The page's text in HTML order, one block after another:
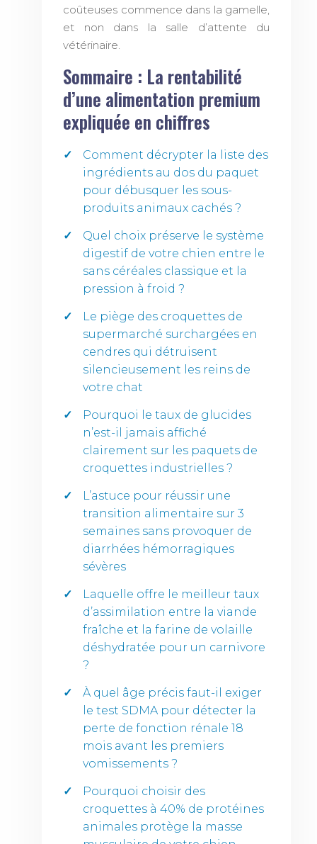
coûteuses commence dans la gamelle,
et non dans la salle d’attente du
vétérinaire.
Sommaire : La rentabilité
d’une alimentation premium
expliquée en chiffres
Comment décrypter la liste des
ingrédients au dos du paquet
pour débusquer les sous-
produits animaux cachés ?
Quel choix préserve le système
digestif de votre chien entre le
sans céréales classique et la
pression à froid ?
Le piège des croquettes de
supermarché surchargées en
cendres qui détruisent
silencieusement les reins de
votre chat
Pourquoi le taux de glucides
n’est-il jamais affiché
clairement sur les paquets de
croquettes industrielles ?
L’astuce pour réussir une
transition alimentaire sur 3
semaines sans provoquer de
diarrhées hémorragiques
sévères
Laquelle offre le meilleur taux
d’assimilation entre la viande
fraîche et la farine de volaille
déshydratée pour un carnivore
?
À quel âge précis faut-il exiger
le test SDMA pour détecter la
perte de fonction rénale 18
mois avant les premiers
vomissements ?
Pourquoi choisir des
croquettes à 40% de protéines
animales protège la masse